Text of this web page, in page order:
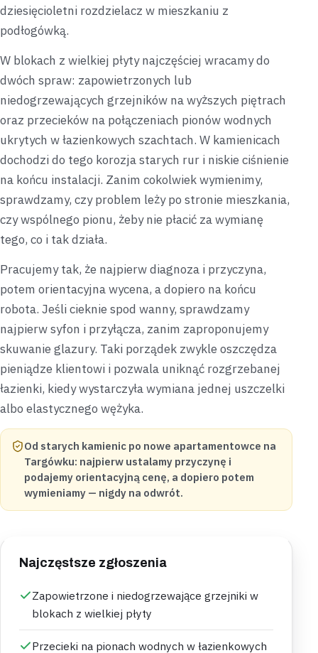
dziesięcioletni rozdzielacz w mieszkaniu z
podłogówką.
W blokach z wielkiej płyty najczęściej wracamy do
dwóch spraw: zapowietrzonych lub
niedogrzewających grzejników na wyższych piętrach
oraz przecieków na połączeniach pionów wodnych
ukrytych w łazienkowych szachtach. W kamienicach
dochodzi do tego korozja starych rur i niskie ciśnienie
na końcu instalacji. Zanim cokolwiek wymienimy,
sprawdzamy, czy problem leży po stronie mieszkania,
czy wspólnego pionu, żeby nie płacić za wymianę
tego, co i tak działa.
Pracujemy tak, że najpierw diagnoza i przyczyna,
potem orientacyjna wycena, a dopiero na końcu
robota. Jeśli cieknie spod wanny, sprawdzamy
najpierw syfon i przyłącza, zanim zaproponujemy
skuwanie glazury. Taki porządek zwykle oszczędza
pieniądze klientowi i pozwala uniknąć rozgrzebanej
łazienki, kiedy wystarczyła wymiana jednej uszczelki
albo elastycznego wężyka.
Od starych kamienic po nowe apartamentowce na
Targówku: najpierw ustalamy przyczynę i
podajemy orientacyjną cenę, a dopiero potem
wymieniamy — nigdy na odwrót.
Najczęstsze zgłoszenia
Zapowietrzone i niedogrzewające grzejniki w
blokach z wielkiej płyty
Przecieki na pionach wodnych w łazienkowych